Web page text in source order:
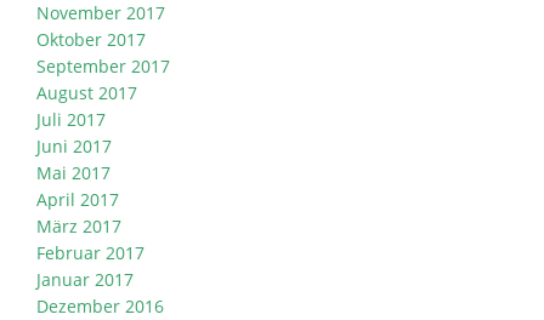
November 2017
Oktober 2017
September 2017
August 2017
Juli 2017
Juni 2017
Mai 2017
April 2017
März 2017
Februar 2017
Januar 2017
Dezember 2016